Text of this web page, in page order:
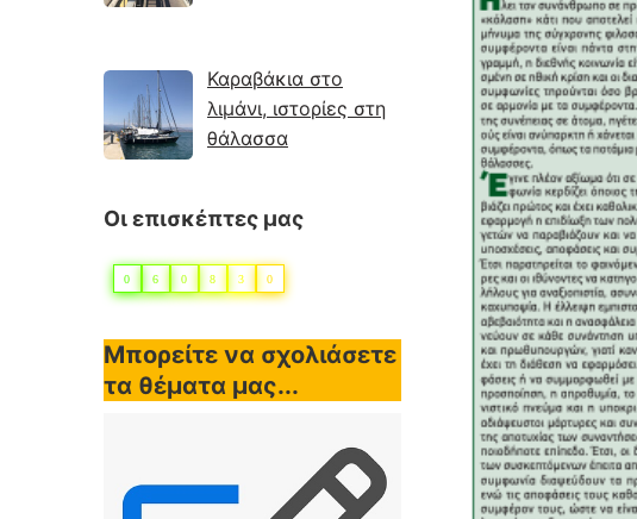
Καραβάκια στο
λιμάνι, ιστορίες στη
θάλασσα
Οι επισκέπτες μας
0 6 0 8 3 0
Μπορείτε να σχολιάσετε
τα θέματα μας...